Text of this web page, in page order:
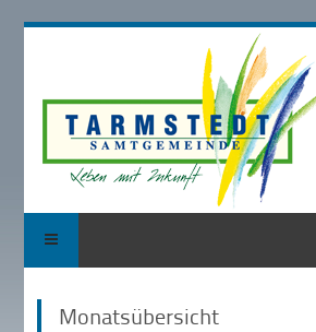
Monatsübersicht